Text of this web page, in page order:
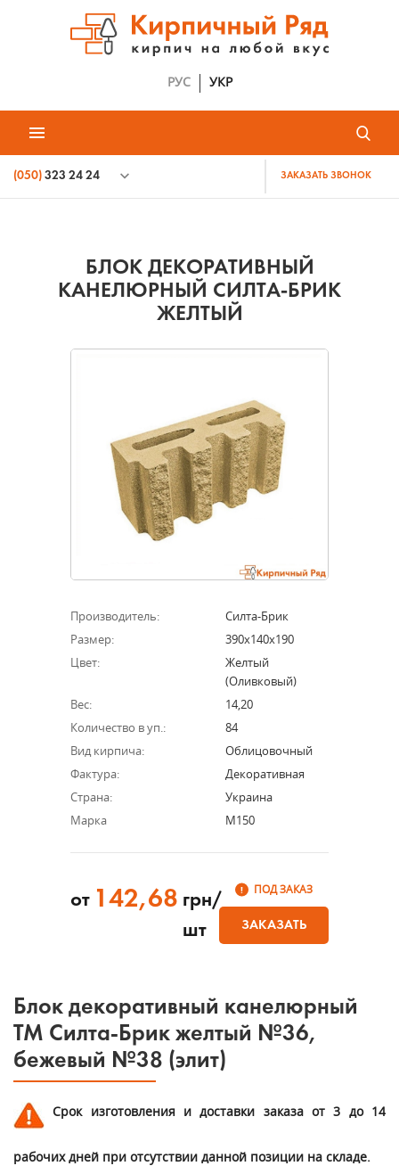
РУС УКР
(050) 323 24 24 ЗАКАЗАТЬ ЗВОНОК
БЛОК ДЕКОРАТИВНЫЙ
КАНЕЛЮРНЫЙ СИЛТА-БРИК
ЖЕЛТЫЙ
Производитель:
Силта-Брик
Размер:
390х140х190
Цвет:
Желтый
(оливковый)
Вес:
14,20
Количество в уп.:
84
Вид кирпича:
Облицовочный
Фактура:
Декоративная
Страна:
Украина
Марка
М150
от 142,68 грн/
шт
ПОД ЗАКАЗ
ЗАКАЗАТЬ
Блок декоративный канелюрный
ТМ Силта-Брик желтый №36,
бежевый №38 (элит)
Срок изготовления и доставки заказа от 3 до 14
рабочих дней при отсутствии данной позиции на складе.